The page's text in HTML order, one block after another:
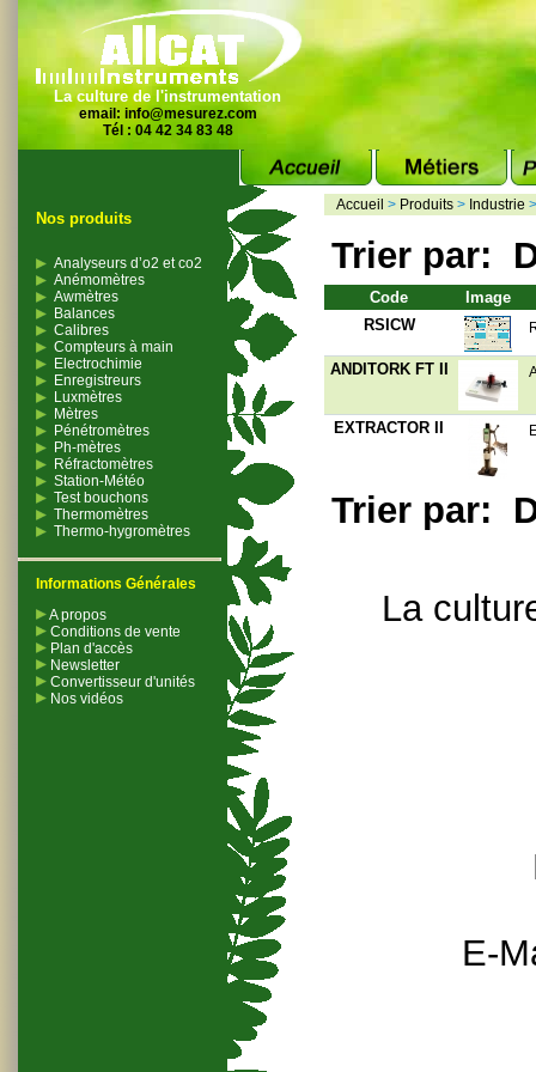
La culture de l'instrumentation
email: info@mesurez.com
Tél : 04 42 34 83 48
Nos produits
Analyseurs d’o2 et co2
Anémomètres
Awmètres
Balances
Calibres
Compteurs à main
Electrochimie
Enregistreurs
Luxmètres
Mètres
Pénétromètres
Ph-mètres
Réfractomètres
Station-Météo
Test bouchons
Thermomètres
Thermo-hygromètres
Informations Générales
A propos
Conditions de vente
Plan d'accès
Newsletter
Convertisseur d'unités
Nos vidéos
Accueil > Produits > Industrie
Trier par:
Code
Image
RSICW
ANDITORK FT II
EXTRACTOR II
Trier par:
La
E-